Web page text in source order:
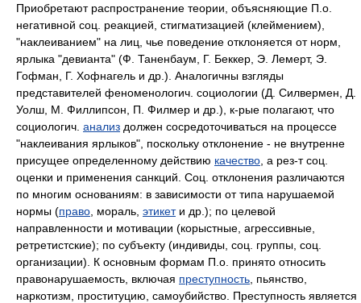
Приобретают распространение теории, объясняющие П.о.
негативной соц. реакцией, стигматизацией (клеймением),
"наклеиванием" на лиц, чье поведение отклоняется от норм,
ярлыка "девианта" (Ф. Таненбаум, Г. Беккер, Э. Лемерт, Э.
Гофман, Г. Хофнагель и др.). Аналогичны взгляды
представителей феноменологич. социологии (Д. Силвермен, Д.
Уолш, М. Филлипсон, П. Филмер и др.), к-рые полагают, что
социологич. анализ должен сосредоточиваться на процессе
"наклеивания ярлыков", поскольку отклонение - не внутренне
присущее определенному действию качество , а рез-т соц.
оценки и применения санкций. Соц. отклонения различаются
по многим основаниям: в зависимости от типа нарушаемой
нормы (право , мораль, этикети др.); по целевой
направленности и мотивации (корыстные, агрессивные,
ретретистские); по субъекту (индивиды, соц. группы, соц.
организации). К основным формам П.о. принято относить
правонарушаемость, включая преступность , пьянство,
наркотизм, проституцию, самоубийство. Преступность является